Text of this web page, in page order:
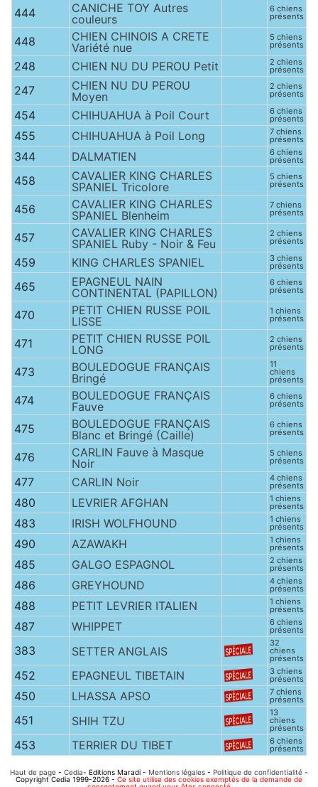
444
CANICHE TOY Autres
couleurs
6 chiens
présents
448
CHIEN CHINOIS A CRETE
Variété nue
5 chiens
présents
248 CHIEN NU DU PEROU Petit 2 chiens
présents
247
CHIEN NU DU PEROU
Moyen
2 chiens
présents
454 CHIHUAHUA à Poil Court 6 chiens
présents
455 CHIHUAHUA à Poil Long 7 chiens
présents
344 DALMATIEN 6 chiens
présents
458
CAVALIER KING CHARLES
SPANIEL Tricolore
5 chiens
présents
456
CAVALIER KING CHARLES
SPANIEL Blenheim
7 chiens
présents
457
CAVALIER KING CHARLES
SPANIEL Ruby - Noir & Feu
2 chiens
présents
459 KING CHARLES SPANIEL 3 chiens
présents
465
EPAGNEUL NAIN
CONTINENTAL (PAPILLON)
6 chiens
présents
470
PETIT CHIEN RUSSE POIL
LISSE
1 chiens
présents
471
PETIT CHIEN RUSSE POIL
LONG
2 chiens
présents
473
BOULEDOGUE FRANÇAIS
Bringé
11
chiens
présents
474
BOULEDOGUE FRANÇAIS
Fauve
6 chiens
présents
475
BOULEDOGUE FRANÇAIS
Blanc et Bringé (Caille)
6 chiens
présents
476
CARLIN Fauve à Masque
Noir
5 chiens
présents
477 CARLIN Noir 4 chiens
présents
480 LEVRIER AFGHAN 1 chiens
présents
483 IRISH WOLFHOUND 1 chiens
présents
490 AZAWAKH 1 chiens
présents
485 GALGO ESPAGNOL 2 chiens
présents
486 GREYHOUND 4 chiens
présents
488 PETIT LEVRIER ITALIEN 1 chiens
présents
487 WHIPPET 6 chiens
présents
383 SETTER ANGLAIS
32
chiens
présents
452 EPAGNEUL TIBETAIN 3 chiens
présents
450 LHASSA APSO 7 chiens
présents
451 SHIH TZU
13
chiens
présents
453 TERRIER DU TIBET 6 chiens
présents
Haut de page - Cedia- Editions Maradi - Mentions légales - Politique de confidentialité -
Copyright Cedia 1999-2026 - Ce site utilise des cookies exemptés de la demande de